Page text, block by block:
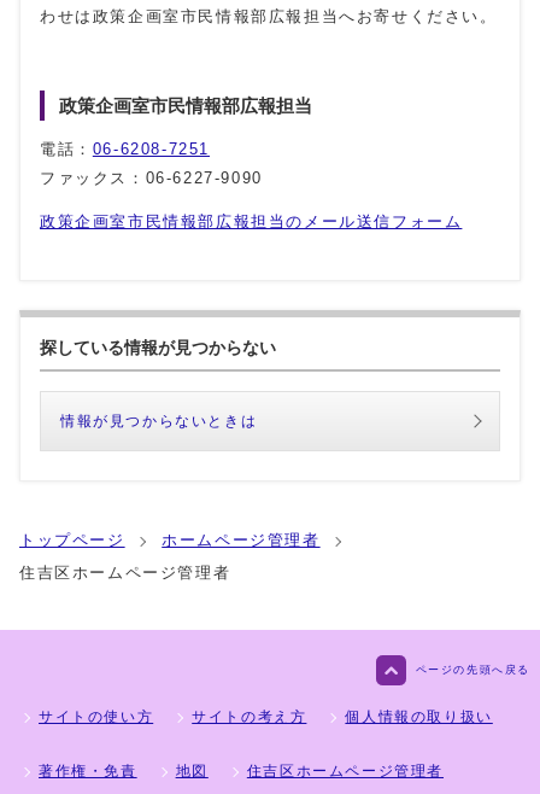
わせは政策企画室市民情報部広報担当へお寄せください。
政策企画室市民情報部広報担当
電話： 06-6208-7251
ファックス：06-6227-9090
政策企画室市民情報部広報担当のメール送信フォーム
探している情報が見つからない
情報が見つからないときは
トップページ
ホームページ管理者
住吉区ホームページ管理者
ページの先頭へ戻る
サイトの使い方 サイトの考え方 個人情報の取り扱い
著作権・免責 地図 住吉区ホームページ管理者